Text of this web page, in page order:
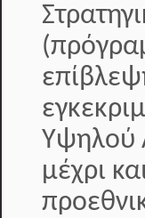
Υψηλού
μέχρι